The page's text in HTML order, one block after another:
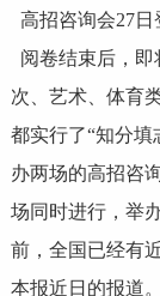
高招咨询会27日
阅卷结束后，
次、艺术、体育
都实行了“知分
办两场的高招咨
场同时进行，举
前，全国已经有
本报近日的报道。